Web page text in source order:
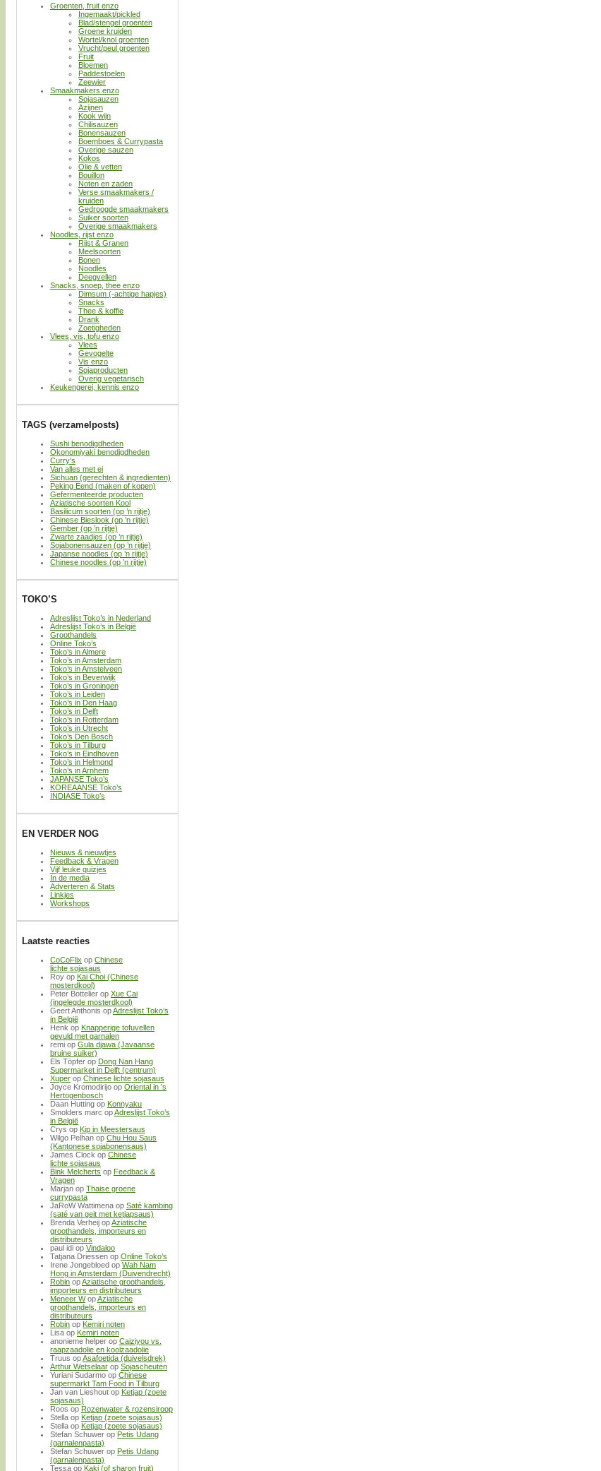
Groenten, fruit enzo
Ingemaakt/pickled
Blad/stengel groenten
Groene kruiden
Wortel/knol groenten
Vrucht/peul groenten
Fruit
Bloemen
Paddestoelen
Zeewier
Smaakmakers enzo
Sojasauzen
Azijnen
Kook wijn
Chilisauzen
Bonensauzen
Boemboes & Currypasta
Overige sauzen
Kokos
Olie & vetten
Bouillon
Noten en zaden
Verse smaakmakers /
kruiden
Gedroogde smaakmakers
Suiker soorten
Overige smaakmakers
Noodles, rijst enzo
Rijst & Granen
Meelsoorten
Bonen
Noodles
Deegvellen
Snacks, snoep, thee enzo
Dimsum (-achtige hapjes)
Snacks
Thee & koffie
Drank
Zoetigheden
Vlees, vis, tofu enzo
Vlees
Gevogelte
Vis enzo
Sojaproducten
Overig vegetarisch
Keukengerei, kennis enzo
TAGS (verzamelposts)
Sushi benodigdheden
Okonomiyaki benodigdheden
Curry’s
Van alles met ei
Sichuan (gerechten & ingredienten)
Peking Eend (maken of kopen)
Gefermenteerde producten
Aziatische soorten Kool
Basilicum soorten (op ’n rijtje)
Chinese Bieslook (op ’n rijtje)
Gember (op ’n rijtje)
Zwarte zaadjes (op ’n rijtje)
Sojabonensauzen (op ’n rijtje)
Japanse noodles (op ’n rijtje)
Chinese noodles (op ’n rijtje)
TOKO’S
Adreslijst Toko’s in Nederland
Adreslijst Toko’s in België
Groothandels
Online Toko’s
Toko’s in Almere
Toko’s in Amsterdam
Toko’s in Amstelveen
Toko’s in Beverwijk
Toko’s in Groningen
Toko’s in Leiden
Toko’s in Den Haag
Toko’s in Delft
Toko’s in Rotterdam
Toko’s in Utrecht
Toko’s Den Bosch
Toko’s in Tilburg
Toko’s in Eindhoven
Toko’s in Helmond
Toko’s in Arnhem
JAPANSE Toko’s
KOREAANSE Toko’s
INDIASE Toko’s
EN VERDER NOG
Nieuws & nieuwtjes
Feedback & Vragen
Vijf leuke quizjes
In de media
Adverteren & Stats
Linkjes
Workshops
Laatste reacties
CoCoFlix op Chinese
lichte sojasaus
Roy op Kai Choi (Chinese
mosterdkool)
Peter Bottelier op Xue Cai
(ingelegde mosterdkool)
Geert Anthonis opAdreslijst Toko’s
in België
Henk op Knapperige tofuvellen
gevuld met garnalen
remi op Gula djawa (Javaanse
bruine suiker)
Els Töpfer op Dong Nan Hang
Supermarket in Delft (centrum)
Xuper op Chinese lichte sojasaus
Joyce Kromodirijo op Oriental in ’s
Hertogenbosch
Daan Hutting op Konnyaku
Smolders marc opAdreslijst Toko’s
in België
Crys op Kip in Meestersaus
Wilgo Pelhan op Chu Hou Saus
(Kantonese sojabonensaus)
James Clock op Chinese
lichte sojasaus
Bink Melcherts op Feedback &
Vragen
Marjan op Thaise groene
currypasta
JaRoW Wattimena op Saté kambing
(saté van geit met ketjapsaus)
Brenda Verheij opAziatische
groothandels, importeurs en
distributeurs
paul idi op Vindaloo
Tatjana Driessen op Online Toko’s
Irene Jongebloed op Wah Nam
Hong in Amsterdam (Duivendrecht)
Robin opAziatische groothandels,
importeurs en distributeurs
Meneer WopAziatische
groothandels, importeurs en
distributeurs
Robin op Kemiri noten
Lisa op Kemiri noten
anonieme helper op Caiziyou vs.
raapzaadolie en koolzaadolie
Truus opAsafoetida (duivelsdrek)
Arthur Wetselaar op Sojascheuten
Yuriani Sudarmo op Chinese
supermarkt Tam Food in Tilburg
Jan van Lieshout op Ketjap (zoete
sojasaus)
Roos op Rozenwater & rozensiroop
Stella op Ketjap (zoete sojasaus)
Stella op Ketjap (zoete sojasaus)
Stefan Schuwer op Petis Udang
(garnalenpasta)
Stefan Schuwer op Petis Udang
(garnalenpasta)
Tessa op Kaki (of sharon fruit)